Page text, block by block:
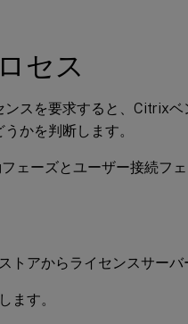
セス
スを要求すると、Citrix
かを判断します。
ェーズとユーザー接続フ
アからライセンスサーバ
ます。